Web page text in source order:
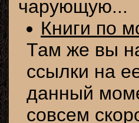
чарующую...
Книги по
Там же вы
ссылки на
данный
совсем